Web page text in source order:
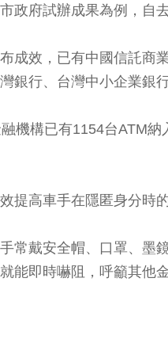
政府試辦成果為例，自
成效，已有中國信託商
銀行、台灣中小企業銀行
機構已有1154台ATM
提高車手在隱匿身分時
常戴安全帽、口罩、墨
能即時嚇阻，呼籲其他